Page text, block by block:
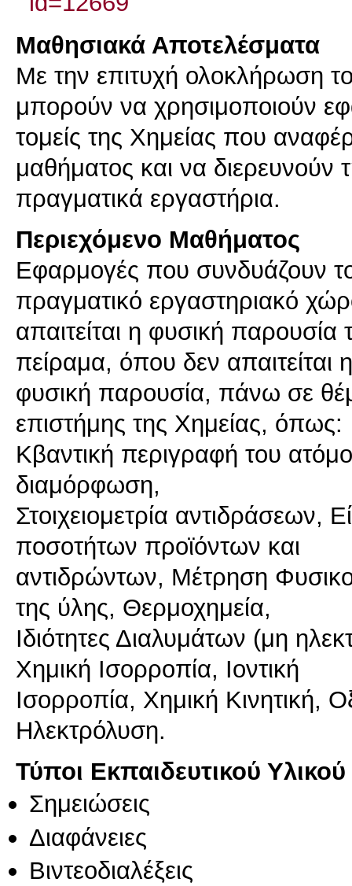
Μαθησιακά Αποτελέσματα
Με την επιτυχή ολοκλήρωση
μπορούν να χρησιμοποιούν
τομείς της Χημείας που
μαθήματος και να διερευνούν
πραγματικά εργαστήρια.
Περιεχόμενο Μαθήματος
Eφαρμογές που συνδυάζουν
πραγματικό εργαστηριακό
απαιτείται η φυσική παρουσία
πείραμα, όπου δεν απαιτείται η
φυσική παρουσία, πάνω σε
επιστήμης της Χημείας, όπως:
Κβαντική περιγραφή του
διαμόρφωση,
Στοιχειομετρία αντιδράσεων,
ποσοτήτων προϊόντων και
αντιδρώντων, Μέτρηση
της ύλης, Θερμοχημεία,
Ιδιότητες Διαλυμάτων (μη
Χημική Ισορροπία, Ιοντική
Ισορροπία, Χημική Κινητική,
Ηλεκτρόλυση.
Τύποι Εκπαιδευτικού Υλικού
Σημειώσεις
Διαφάνειες
Βιντεοδιαλέξεις